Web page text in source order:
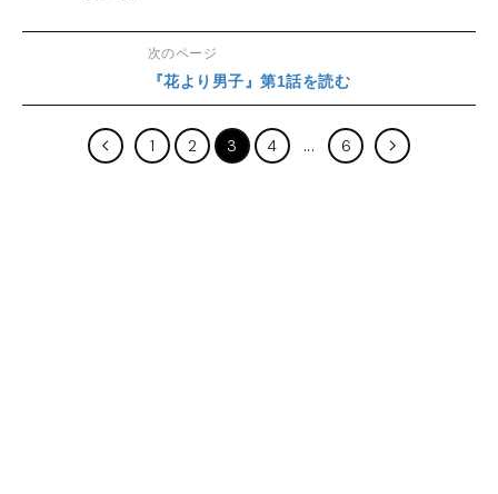
次のページ
『花より男子』第1話を読む
1 2 3 4 6